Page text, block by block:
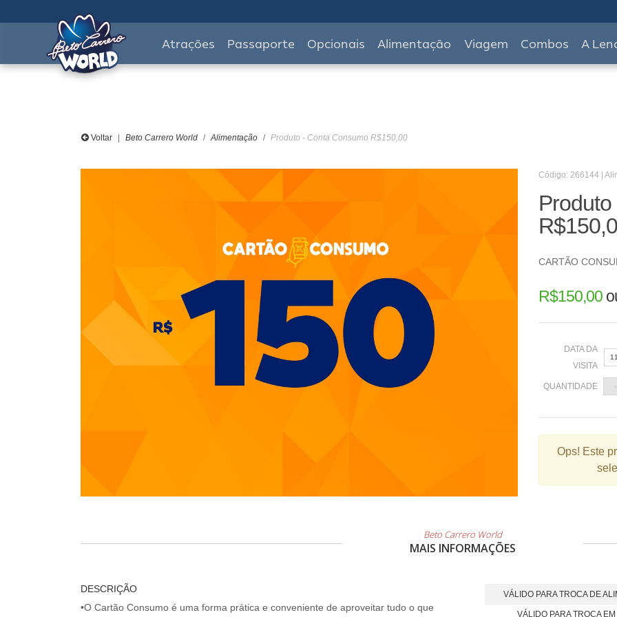
Atrações Passaporte Opcionais Alimentação Viagem Combos A
Voltar Beto Carrero World Alimentação Produto - Conta Consumo R$150,00
Código: 266144 |
CARTÃO
R$150,00
DATA DA
VISITA
2
9
QUANTIDADE
Ops! Este
Beto Carrero World
MAIS INFORMAÇÕES
DESCRIÇÃO
•O Cartão Consumo é uma forma prática e conveniente de aproveitar tudo o que
VÁLIDO PARA TROCA DE
VÁLIDO PARA TROCA